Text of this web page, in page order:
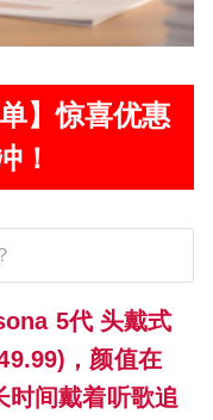
】惊喜优惠
！
5代 头戴式
，颜值在
时间戴着听歌追